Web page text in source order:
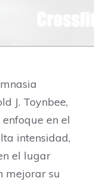
J. Toynbee,
en el
intensidad,
el lugar
mejorar su